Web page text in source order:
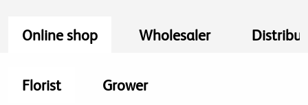
Online shop Wholesaler
Florist Grower